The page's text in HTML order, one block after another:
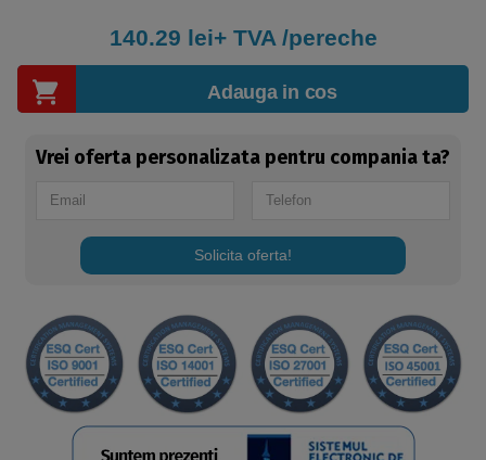
140.29 lei+ TVA /pereche
Adauga in cos
Vrei oferta personalizata pentru compania ta?
Solicita oferta!